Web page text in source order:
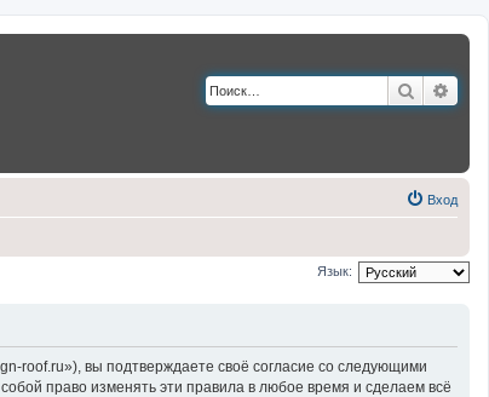
Поиск
Вход
Язык:
roof.ru»), вы подтверждаете своё согласие со следующими
право изменять эти правила в любое время и сделаем всё